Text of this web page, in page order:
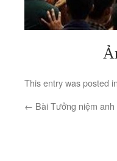
This entry was posted in
← Bài Tưởng niệm